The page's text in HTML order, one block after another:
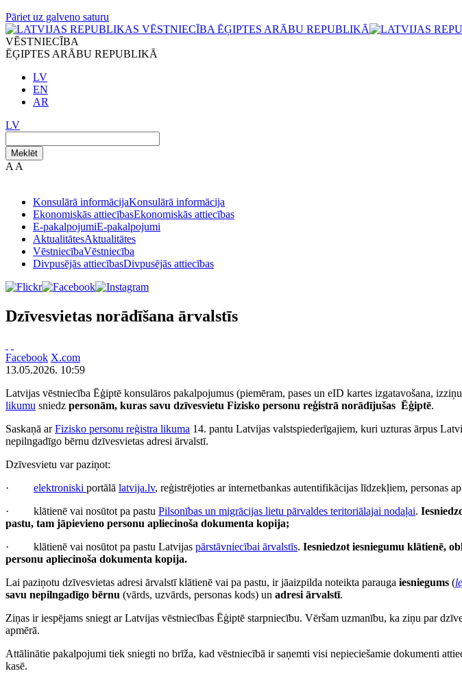
Pāriet uz galveno saturu
VĒSTNIECĪBA
ĒĢIPTES ARĀBU REPUBLIKĀ
LV
EN
AR
LV
Meklēt
A A
Konsulārā informācijaKonsulārā informācija
Ekonomiskās attiecībasEkonomiskās attiecības
E-pakalpojumiE-pakalpojumi
AktualitātesAktualitātes
VēstniecībaVēstniecība
Divpusējās attiecībasDivpusējās attiecības
Dzīvesvietas norādīšana ārvalstīs
Facebook X.com
13.05.2026. 10:59
Latvijas vēstniecība Ēģiptē konsulāros pakalpojumus (piemēram, pases un eID kartes izgatavošana,
likumu sniedz personām, kuras savu dzīvesvietu Fizisko personu reģistrā norādījušas Ēģiptē.
Saskaņā arFizisko personu reģistra likuma 14. pantu Latvijas valstspiederīgajiem, kuri uzturas ārpus
nepilngadīgo bērnu dzīvesvietas adresi ārvalstī.
Dzīvesvietu var paziņot:
· elektroniski portālā latvija.lv, reģistrējoties ar internetbankas autentifikācijas līdzekļiem, personas
· klātienē vai nosūtot pa pastu Pilsonības un migrācijas lietu pārvaldes teritoriālajai nodaļai.
pastu, tam jāpievieno personu apliecinoša dokumenta kopija;
· klātienē vai nosūtot pa pastu Latvijas pārstāvniecībai ārvalstīs. Iesniedzot iesniegumu klātienē,
personu apliecinoša dokumenta kopija.
Lai paziņotu dzīvesvietas adresi ārvalstī klātienē vai pa pastu, ir jāaizpilda noteikta parauga iesniegums (
savu nepilngadīgo bērnu (vārds, uzvārds, personas kods) un adresi ārvalstī.
Ziņas ir iespējams sniegt ar Latvijas vēstniecības Ēģiptē starpniecību. Vēršam uzmanību, ka ziņu par
apmērā.
Attālinātie pakalpojumi tiek sniegti no brīža, kad vēstniecībā ir saņemti visi nepieciešamie dokumenti
kasē.